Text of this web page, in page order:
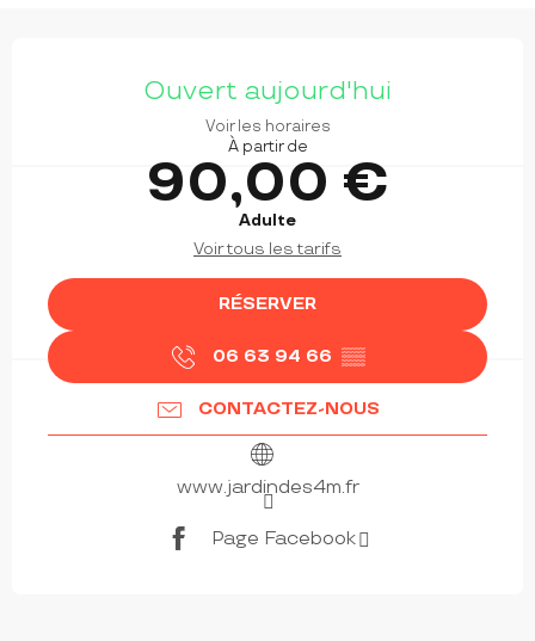
Ouvert aujourd'hui
Voir les horaires
À partir de
90,00 €
Adulte
Voir tous les tarifs
RÉSERVER
06 63 94 66 ▒▒
CONTACTEZ-NOUS
www.jardindes4m.fr
Page Facebook